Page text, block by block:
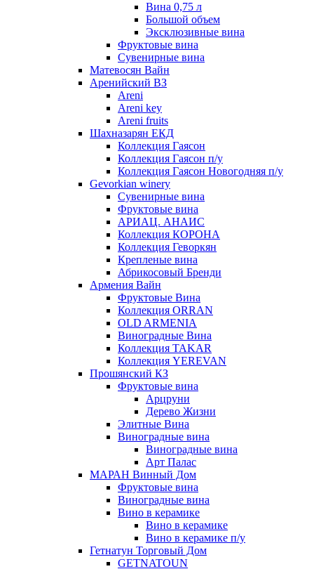
Вина 0,75 л
Большой объем
Эксклюзивные вина
Фруктовые вина
Cувенирные вина
Матевосян Вайн
Аренийский ВЗ
Areni
Areni key
Areni fruits
Шахназарян ЕКД
Коллекция Гаясон
Коллекция Гаясон п/у
Коллекция Гаясон Новогодняя п/у
Gevorkian winery
Сувенирные вина
Фруктовые вина
АРИАЦ. АНАИС
Коллекция КОРОНА
Коллекция Геворкян
Крепленые вина
Абрикосовый Бренди
Армения Вайн
Фруктовые Вина
Коллекция ORRAN
OLD ARMENIA
Виноградные Вина
Коллекция TAKAR
Коллекция YEREVAN
Прошянский КЗ
Фруктовые вина
Арцруни
Дерево Жизни
Элитные Вина
Виноградные вина
Виноградные вина
Арт Палас
МАРАН Винный Дом
Фруктовые вина
Виноградные вина
Вино в керамике
Вино в керамике
Вино в керамике п/у
Гетнатун Торговый Дом
GETNATOUN